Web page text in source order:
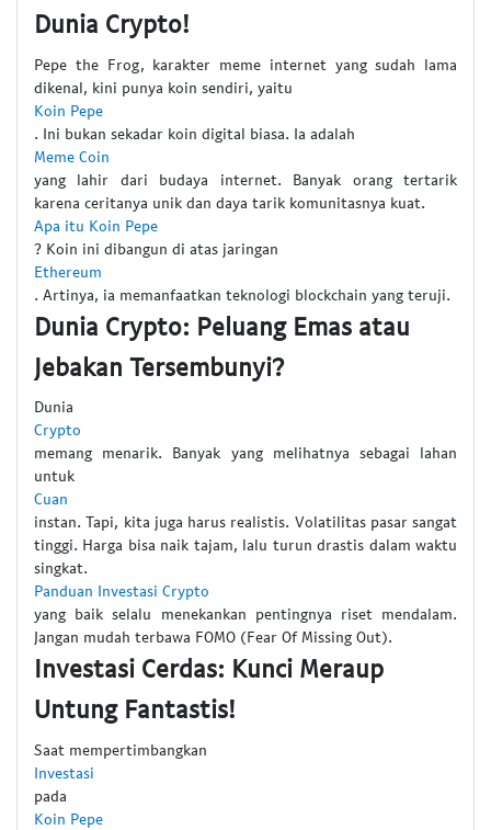
Dunia Crypto!
Pepe the Frog, karakter meme internet yang sudah lama
dikenal, kini punya koin sendiri, yaitu
Koin Pepe
. Ini bukan sekadar koin digital biasa. Ia adalah
Meme Coin
yang lahir dari budaya internet. Banyak orang tertarik
karena ceritanya unik dan daya tarik komunitasnya kuat.
Apa itu Koin Pepe
? Koin ini dibangun di atas jaringan
Ethereum
. Artinya, ia memanfaatkan teknologi blockchain yang teruji.
Dunia Crypto: Peluang Emas atau
Jebakan Tersembunyi?
Dunia
Crypto
memang menarik. Banyak yang melihatnya sebagai lahan
untuk
Cuan
instan. Tapi, kita juga harus realistis. Volatilitas pasar sangat
tinggi. Harga bisa naik tajam, lalu turun drastis dalam waktu
singkat.
Panduan Investasi Crypto
yang baik selalu menekankan pentingnya riset mendalam.
Jangan mudah terbawa FOMO (Fear Of Missing Out).
Investasi Cerdas: Kunci Meraup
Untung Fantastis!
Saat mempertimbangkan
Investasi
pada
Koin Pepe